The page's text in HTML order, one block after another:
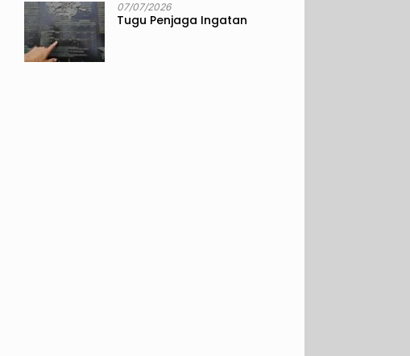
07/07/2026
Tugu Penjaga Ingatan